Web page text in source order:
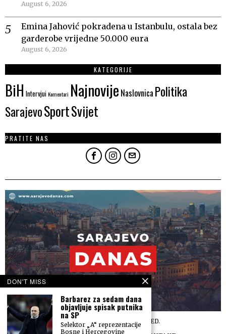
August 6, 2026
Emina Jahović pokradena u Istanbulu, ostala bez
garderobe vrijedne 50.000 eura
August 6, 2026
KATEGORIJE
BiH IntervjuiKomentari Najnovije Naslovnica Politika
SarajevoSportSvijet
PRATITE NAS
©2026
ALL RIGHTS RESERVED.
DON'T MISS
Barbarez za sedam dana
objavljuje spisak putnika
na SP
Selektor „A“ reprezentacije
Bosne i Hercegovine